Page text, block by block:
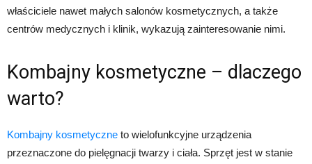
właściciele nawet małych salonów kosmetycznych, a także
centrów medycznych i klinik, wykazują zainteresowanie nimi.
Kombajny kosmetyczne – dlaczego
warto?
Kombajny kosmetyczne to wielofunkcyjne urządzenia
przeznaczone do pielęgnacji twarzy i ciała. Sprzęt jest w stanie